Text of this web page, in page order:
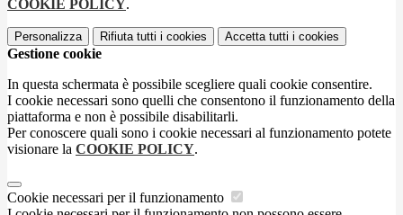
COOKIE POLICY.
Personalizza Rifiuta tutti i cookies Accetta tutti i cookies
Gestione cookie
In questa schermata è possibile scegliere quali cookie consentire.
I cookie necessari sono quelli che consentono il funzionamento della
piattaforma e non è possibile disabilitarli.
Per conoscere quali sono i cookie necessari al funzionamento potete
visionare la COOKIE POLICY.
Cookie necessari per il funzionamento